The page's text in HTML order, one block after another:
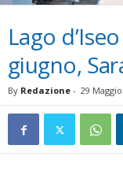
Lago
giugno,
By Redazione - 29